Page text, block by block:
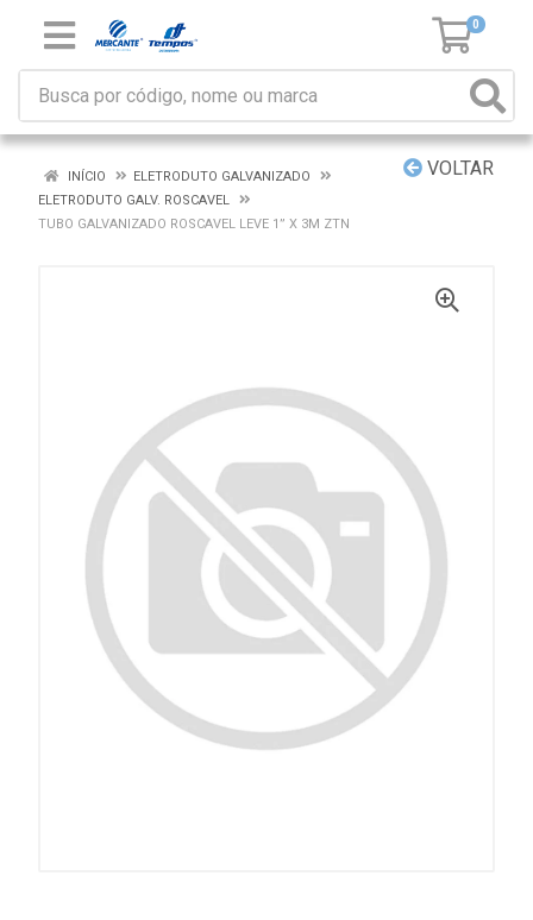
0
VOLTAR
INÍCIO
ELETRODUTO GALVANIZADO
ELETRODUTO GALV. ROSCAVEL
TUBO GALVANIZADO ROSCAVEL LEVE 1” X 3M ZTN